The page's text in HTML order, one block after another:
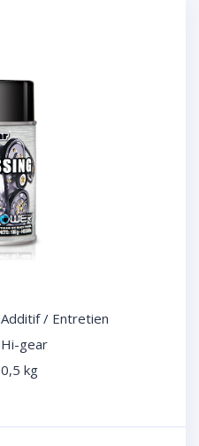
Additif / Entretien
Hi-gear
0,5 kg